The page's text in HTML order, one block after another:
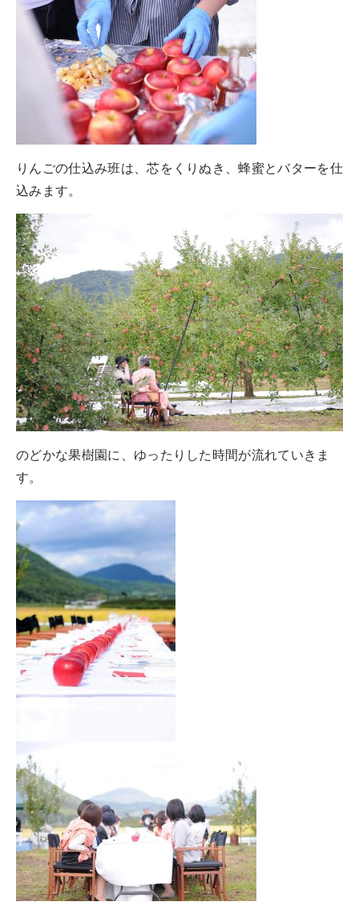
りんごの仕込み班は、芯をくりぬき、蜂蜜とバターを仕
込みます。
のどかな果樹園に、ゆったりした時間が流れていきま
す。